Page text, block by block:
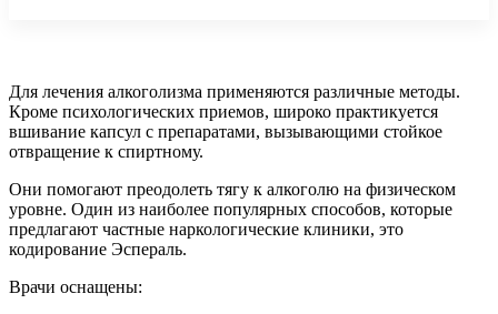
Для лечения алкоголизма применяются различные методы.
Кроме психологических приемов, широко практикуется
вшивание капсул с препаратами, вызывающими стойкое
отвращение к спиртному.
Они помогают преодолеть тягу к алкоголю на физическом
уровне. Один из наиболее популярных способов, которые
предлагают частные наркологические клиники, это
кодирование Эспераль.
Врачи оснащены: